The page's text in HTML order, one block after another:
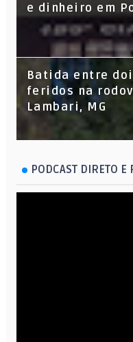
e dinheiro em
Batida entre
feridos na
Lambari, MG
PODCAST DIRETO E